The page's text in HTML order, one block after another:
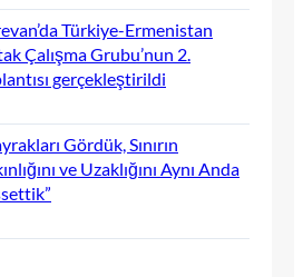
Türkiye-Ermenistan
Çalışma Grubu’nun 2.
gerçekleştirildi
Gördük, Sınırın
ve Uzaklığını Aynı Anda